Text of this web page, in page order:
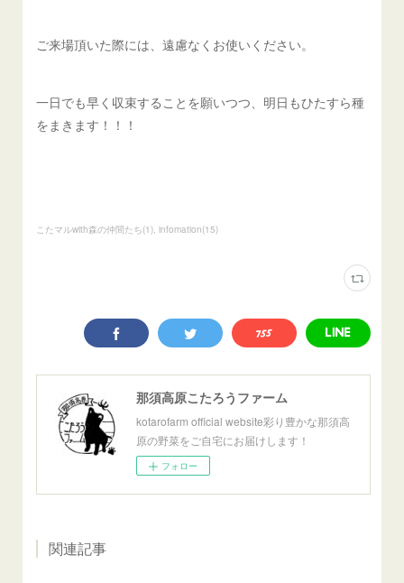
ご来場頂いた際には、遠慮なくお使いください。
一日でも早く収束することを願いつつ、明日もひたすら種
をまきます！！！
こたマルwith森の仲間たち(1) infomation(15)
那須高原こたろうファーム
kotarofarm official website彩り豊かな那須高
原の野菜をご自宅にお届けします！
フォロー
関連記事